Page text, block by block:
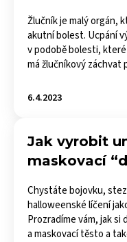
Žlučník je malý orgán,
akutní bolest. Ucpání
v podobě bolesti, které
má žlučníkový záchvat
6.4.2023
Jak vyrobit
maskovací
Chystáte bojovku,
halloweenské líčení
Prozradíme vám, jak
a maskovací těsto a